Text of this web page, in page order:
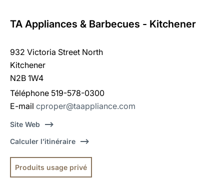
recherche
TA Appliances & Barbecues - Kitchener
932 Victoria Street North
Kitchener
N2B 1W4
Téléphone 519-578-0300
E-mail cproper@taappliance.com
Site Web
Calculer l’itinéraire
Produits usage privé